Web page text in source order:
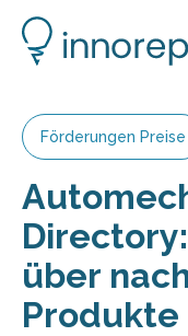
Förderungen Preise
über